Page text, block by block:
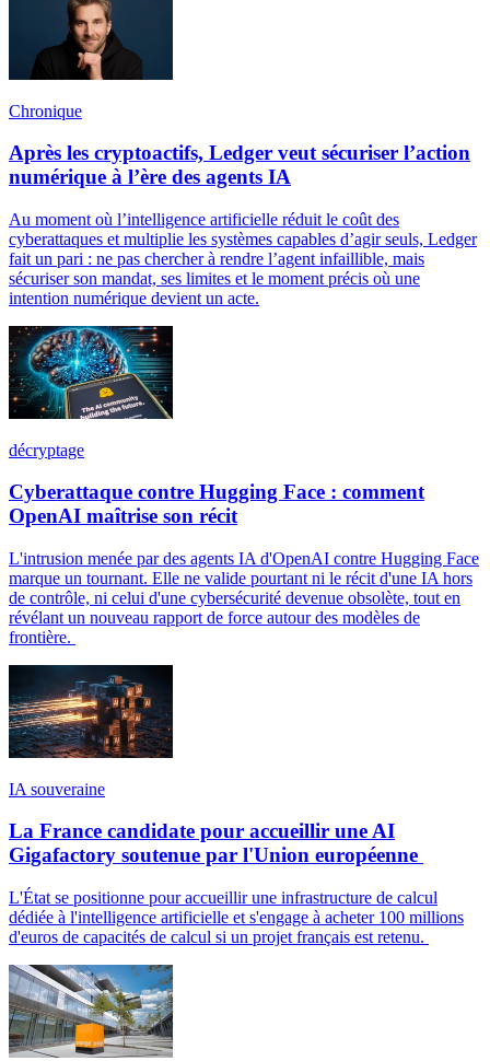
Chronique
Après les cryptoactifs, Ledger veut sécuriser l’action
numérique à l’ère des agents IA
Au moment où l’intelligence artificielle réduit le coût des
cyberattaques et multiplie les systèmes capables d’agir seuls, Ledger
fait un pari : ne pas chercher à rendre l’agent infaillible, mais
sécuriser son mandat, ses limites et le moment précis où une
intention numérique devient un acte.
décryptage
Cyberattaque contre Hugging Face : comment
OpenAI maîtrise son récit
L'intrusion menée par des agents IA d'OpenAI contre Hugging Face
marque un tournant. Elle ne valide pourtant ni le récit d'une IA hors
de contrôle, ni celui d'une cybersécurité devenue obsolète, tout en
révélant un nouveau rapport de force autour des modèles de
frontière.
IA souveraine
La France candidate pour accueillir une AI
Gigafactory soutenue par l'Union européenne
L'État se positionne pour accueillir une infrastructure de calcul
dédiée à l'intelligence artificielle et s'engage à acheter 100 millions
d'euros de capacités de calcul si un projet français est retenu.